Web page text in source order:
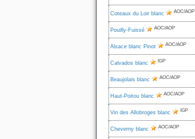
Coteaux du Loir blanc AOC/AOP
Pouilly-Fuissé AOC/AOP
Alsace blanc Pinot AOC/AOP
Calvados blanc IGP
Beaujolais blanc AOC/AOP
Haut-Poitou blanc AOC/AOP
Vin des Allobroges blanc IGP
Cheverny blanc AOC/AOP